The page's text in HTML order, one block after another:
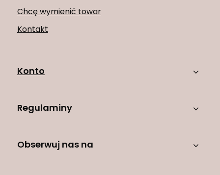
Chcę wymienić towar
Kontakt
Konto
Regulaminy
Obserwuj nas na